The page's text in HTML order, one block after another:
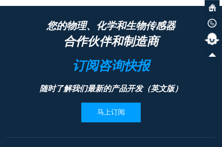
您的物理、化学和生物传感器
合作伙伴和制造商
订阅咨询快报
随时了解我们最新的产品开发（英文版）
马上订阅